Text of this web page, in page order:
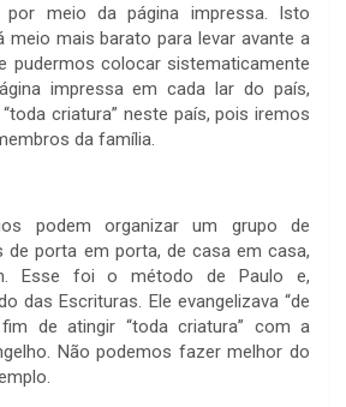
meio da página impressa. Isto
meio mais barato para levar avante a
pudermos colocar sistematicamente
impressa em cada lar do país,
criatura” neste país, pois iremos
da família.
podem organizar um grupo de
de porta em porta, de casa em casa,
Esse foi o método de Paulo e,
das Escrituras. Ele evangelizava “de
de atingir “toda criatura” com a
Não podemos fazer melhor do